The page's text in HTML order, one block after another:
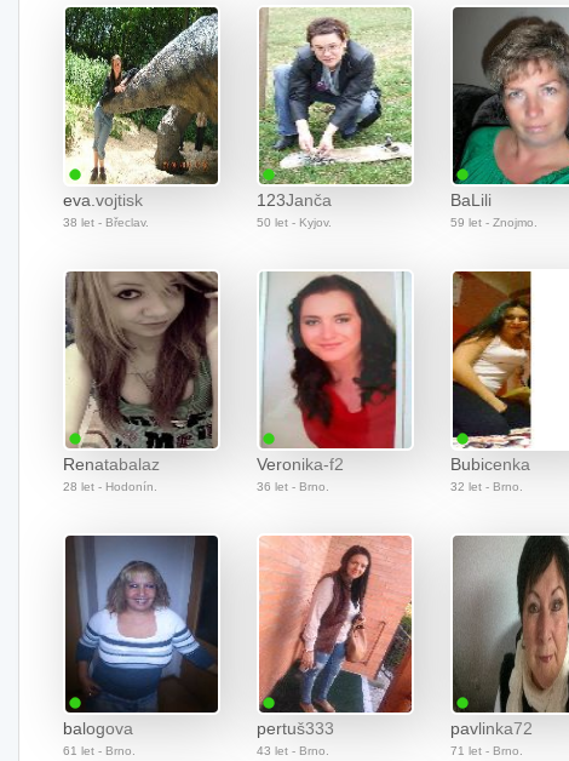
eva.vojtisk
38 let - Břeclav.
123Janča
50 let - Kyjov.
BaLili
59 let - Znojmo.
Renatabalaz
28 let - Hodonín.
Veronika-f2
36 let - Brno.
Bubicenka
32 let - Brno.
balogova
61 let - Brno.
pertuš333
43 let - Brno.
pavlinka72
71 let - Brno.